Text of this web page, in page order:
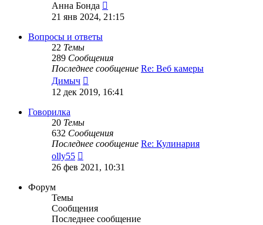
Анна Бонда
к
21 янв 2024, 21:15
Вопросы и ответы
22 Темы
289 Сообщения
Последнее сообщение Re: Веб камеры
Димыч
к
12 дек 2019, 16:41
Говорилка
20 Темы
632 Сообщения
Последнее сообщение Re: Кулинария
olly55
к
26 фев 2021, 10:31
Форум
Темы
Сообщения
Последнее сообщение